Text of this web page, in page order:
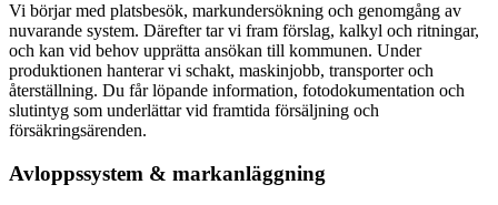
Vi börjar med platsbesök, markundersökning och genomgång av
nuvarande system. Därefter tar vi fram förslag, kalkyl och ritningar,
och kan vid behov upprätta ansökan till kommunen. Under
produktionen hanterar vi schakt, maskinjobb, transporter och
återställning. Du får löpande information, fotodokumentation och
slutintyg som underlättar vid framtida försäljning och
försäkringsärenden.
Avloppssystem & markanläggning